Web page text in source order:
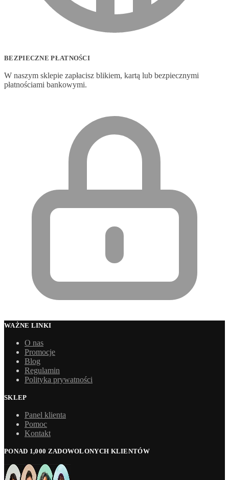
BEZPIECZNE PŁATNOŚCI
W naszym sklepie zapłacisz blikiem, kartą lub bezpiecznymi
płatnościami bankowymi.
WAŻNE LINKI
O nas
Promocje
Blog
Regulamin
Polityka prywatności
SKLEP
Panel klienta
Pomoc
Kontakt
PONAD 1,000 ZADOWOLONYCH KLIENTÓW